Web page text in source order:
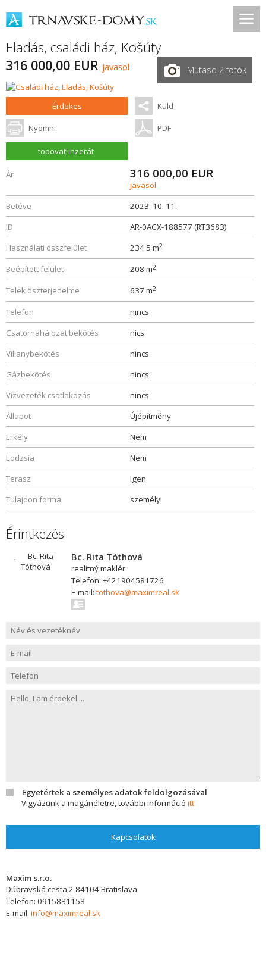
Eladás, családi ház, Košúty
316 000,00 EUR javasol Mutasd 2 fotók
Érdekes Küld
Nyomni PDF
topovať inzerát
Ár 316 000,00 EUR
javasol
Betéve
2023. 10. 11.
ID
AR-0ACX-188577 (RT3683)
Használati összfelület
234.5 m2
Beépített felület 208 m2
Telek öszterjedelme 637 m2
Telefon
nincs
Csatornahálozat bekötés
nics
Villanybekötés
nincs
Gázbekötés
nincs
Vízvezeték csatlakozás
nincs
Állapot
Újépítmény
Erkély
Nem
Lodzsia
Nem
Terasz
Igen
Tulajdon forma
személyi
Érintkezés
Bc. Rita Tóthová
realitný maklér
Telefon: +421904581726
E-mail: tothova@maximreal.sk
Egyetértek a személyes adatok feldolgozásával
Vigyázunk a magánéletre, további információ itt
Kapcsolatok
Maxim s.r.o.
Dúbravská cesta 2 84104Bratislava
Telefon: 0915831158
E-mail: info@maximreal.sk